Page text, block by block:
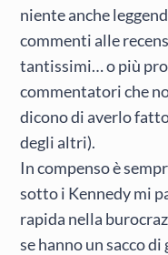
niente anche
commenti alle
tantissimi… o più
commentatori che
dicono di averlo
degli altri).
In compenso è
sotto i Kennedy mi
rapida nella
se hanno un sacco di